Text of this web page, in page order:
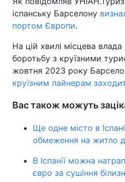
іспанську Барселону
портом Європи.
На цій хвилі місцева
боротьбу з круїзними
жовтня 2023 року
круїзним лайнерам
Вас також можуть
Ще одне місто в
обмеження на житло
В Іспанії можна
євро за сушіння